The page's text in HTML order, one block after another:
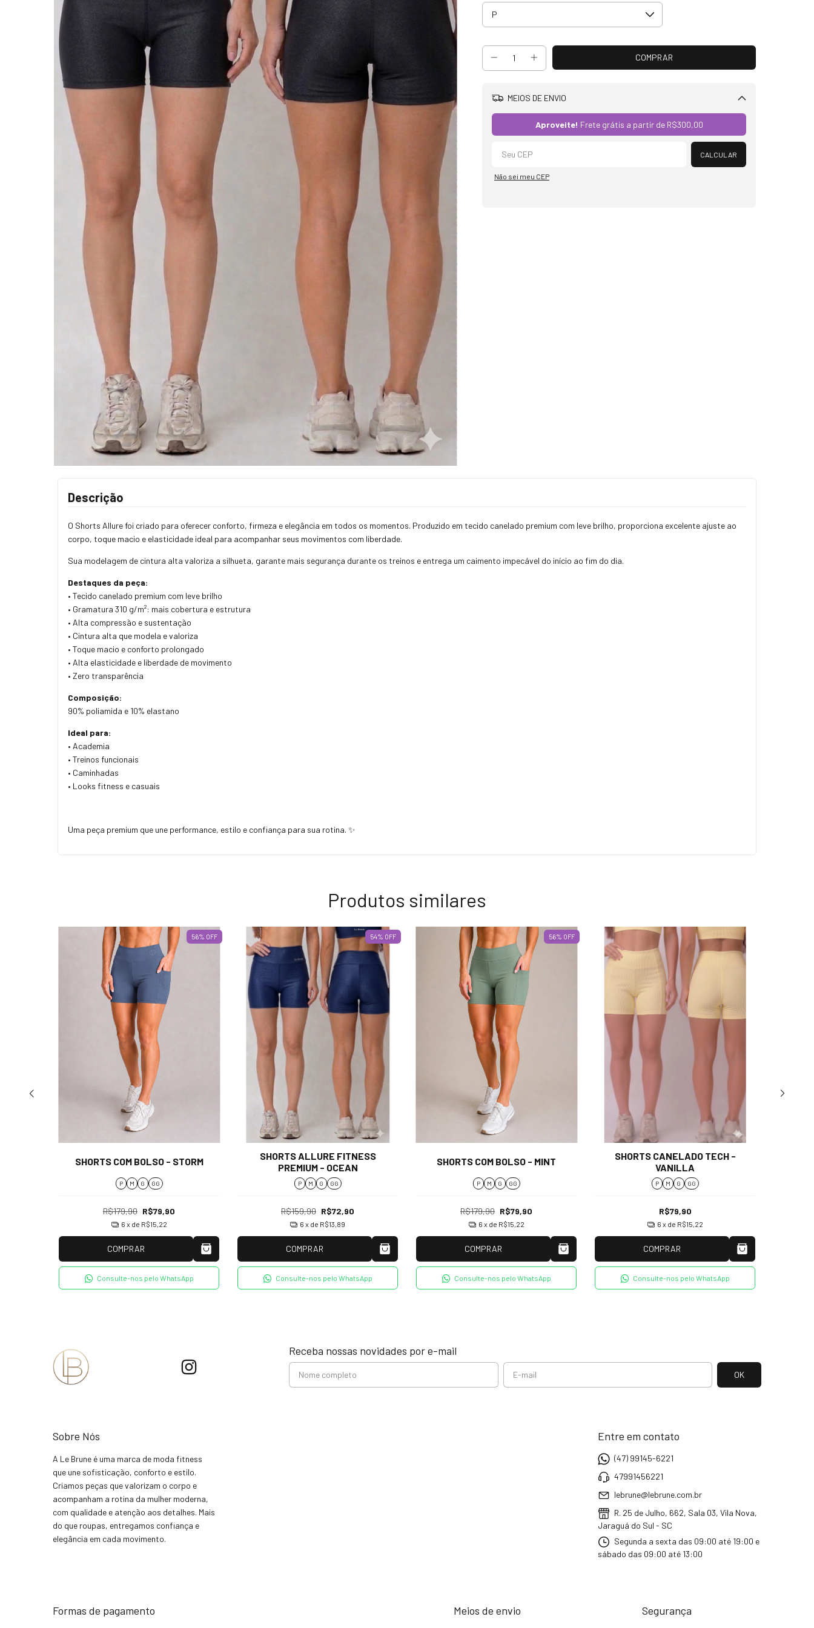
MEIOS DE ENVIO
Aproveite! Frete grátis a partir de R$300,00
CALCULAR
Não sei meu CEP
Descrição
O Shorts Allure foi criado para oferecer conforto, firmeza e elegância em todos os momentos. Produzido em tecido canelado premium com leve brilho, proporciona excelente ajuste ao
corpo, toque macio e elasticidade ideal para acompanhar seus movimentos com liberdade.
Sua modelagem de cintura alta valoriza a silhueta, garante mais segurança durante os treinos e entrega um caimento impecável do início ao fim do dia.
Destaques da peça:
• Tecido canelado premium com leve brilho
• Gramatura 310 g/m²: mais cobertura e estrutura
• Alta compressão e sustentação
• Cintura alta que modela e valoriza
• Toque macio e conforto prolongado
• Alta elasticidade e liberdade de movimento
• Zero transparência
Composição:
90% poliamida e 10% elastano
Ideal para:
• Academia
• Treinos funcionais
• Caminhadas
• Looks fitness e casuais
Uma peça premium que une performance, estilo e confiança para sua rotina. ✨
Produtos similares
56% OFF
SHORTS COM BOLSO - STORM
P M G GG
R$179,90 R$79,90
6 x de R$15,22
COMPRAR
Consulte-nos pelo WhatsApp
54% OFF
SHORTS ALLURE FITNESS
PREMIUM - OCEAN
P M G GG
R$159,90 R$72,90
6 x de R$13,89
COMPRAR
Consulte-nos pelo WhatsApp
56% OFF
SHORTS COM BOLSO - MINT
P M G GG
R$179,90 R$79,90
6 x de R$15,22
COMPRAR
Consulte-nos pelo WhatsApp
SHORTS CANELADO TECH -
VANILLA
P M G GG
R$79,90
6 x de R$15,22
COMPRAR
Consulte-nos pelo WhatsApp
Receba nossas novidades por e-mail
Sobre Nós
A Le Brune é uma marca de moda fitness
que une sofisticação, conforto e estilo.
Criamos peças que valorizam o corpo e
acompanham a rotina da mulher moderna,
com qualidade e atenção aos detalhes. Mais
do que roupas, entregamos confiança e
elegância em cada movimento.
Entre em contato
(47) 99145-6221
47991456221
lebrune@lebrune.com.br
R. 25 de Julho, 662, Sala 03, Vila Nova,
Jaraguá do Sul - SC
Segunda a sexta das 09:00 até 19:00 e
sábado das 09:00 até 13:00
Formas de pagamento Meios de envio Segurança